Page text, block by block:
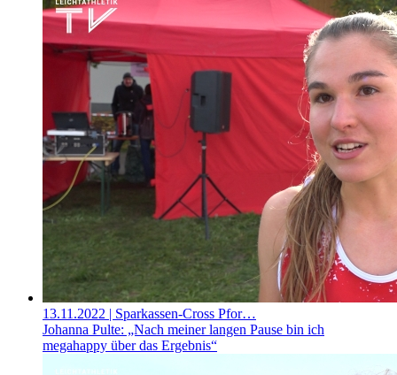
13.11.2022 | Sparkassen-Cross Pfor…
Johanna Pulte: „Nach meiner langen Pause bin ich
megahappy über das Ergebnis“